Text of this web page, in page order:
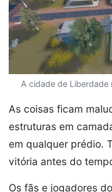
A cidade de
As coisas ficam
estruturas em
em qualquer prédio.
vitória antes do
Os fãs e jogadores